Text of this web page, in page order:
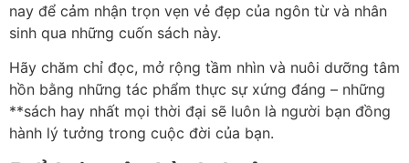
nay để cảm nhận trọn vẹn vẻ đẹp của ngôn từ và nhân
sinh qua những cuốn sách này.
Hãy chăm chỉ đọc, mở rộng tầm nhìn và nuôi dưỡng tâm
hồn bằng những tác phẩm thực sự xứng đáng – những
**sách hay nhất mọi thời đại sẽ luôn là người bạn đồng
hành lý tưởng trong cuộc đời của bạn.